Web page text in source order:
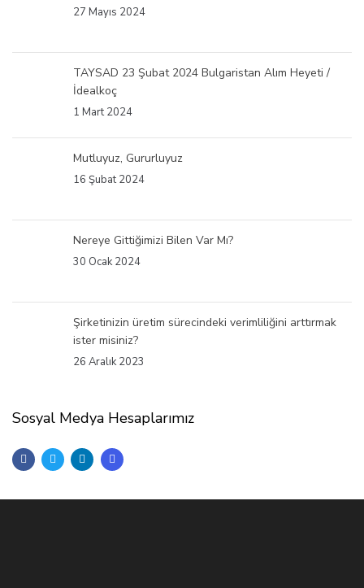
27 Mayıs 2024
TAYSAD 23 Şubat 2024 Bulgaristan Alım Heyeti /
İdealkoç
1 Mart 2024
Mutluyuz, Gururluyuz
16 Şubat 2024
Nereye Gittiğimizi Bilen Var Mı?
30 Ocak 2024
Şirketinizin üretim sürecindeki verimliliğini arttırmak
ister misiniz?
26 Aralık 2023
Sosyal Medya Hesaplarımız